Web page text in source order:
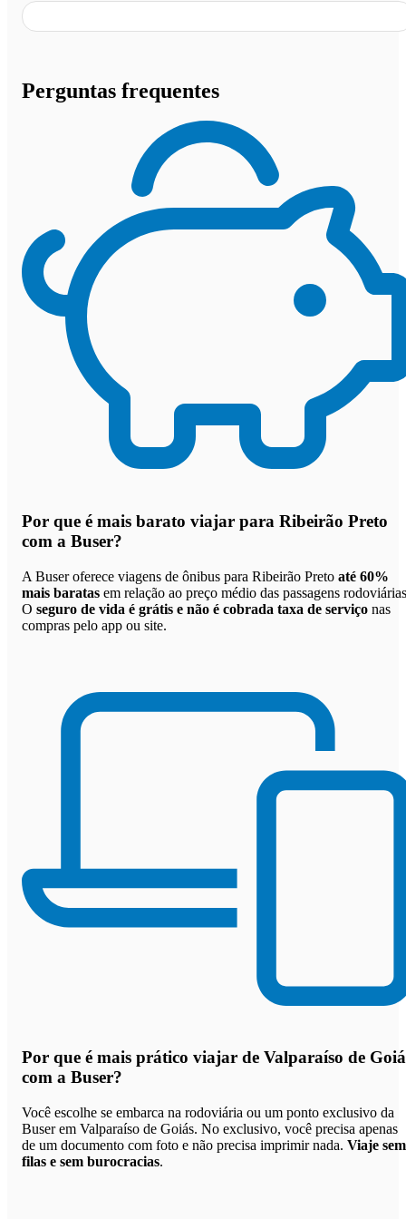
Perguntas frequentes
Por que é mais barato viajar para Ribeirão Preto
com a Buser?
A Buser oferece viagens de ônibus para Ribeirão Preto até 60%
mais baratas em relação ao preço médio das passagens
O seguro de vida é grátis e não é cobrada taxa de serviço nas
compras pelo app ou site.
Por que é mais prático viajar de Valparaíso de
com a Buser?
Você escolhe se embarca na rodoviária ou um ponto exclusivo da
Buser em Valparaíso de Goiás. No exclusivo, você precisa apenas
de um documento com foto e não precisa imprimir nada. Viaje sem
filas e sem burocracias.